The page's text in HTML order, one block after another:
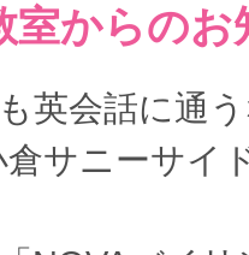
室からのお
英会話に通
サニーサイ